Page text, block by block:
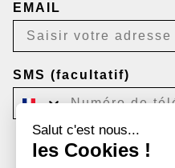
EMAIL
SMS (facultatif)
Je m'inscris
Salut c'est nous...
les Cookies !